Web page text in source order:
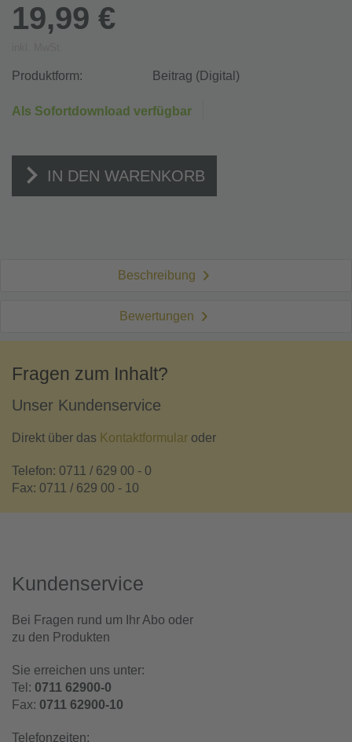
19,99 €
Produktform: Beitrag (Digital)
Als Sofortdownload verfügbar
IN DEN WARENKORB
Beschreibung
Bewertungen
Fragen zum Inhalt?
Unser Kundenservice
Direkt über das Kontaktformular oder
Telefon: 0711 / 629 00 - 0
Fax: 0711 / 629 00 - 10
Kundenservice
Bei Fragen rund um Ihr Abo oder
zu den Produkten
Sie erreichen uns unter:
Tel: 0711 62900-0
Fax: 0711 62900-10
Telefonzeiten: